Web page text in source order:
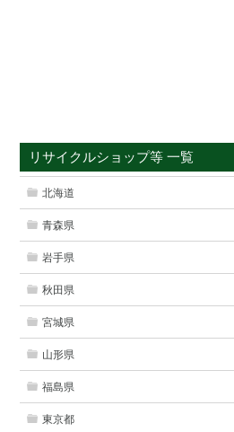
リサイクルショップ等 一覧
北海道
青森県
岩手県
秋田県
宮城県
山形県
福島県
東京都